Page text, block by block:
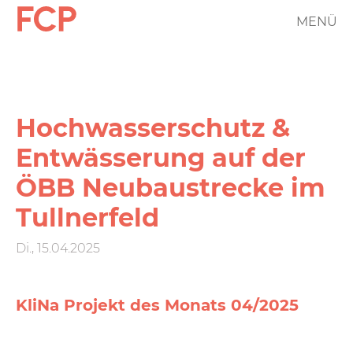
Direkt
zumFCP
Logo
MENÜ
Hochwasserschutz &
Entwässerung auf der
ÖBB Neubaustrecke im
Tullnerfeld
Di., 15.04.2025
KliNa Projekt des Monats 04/2025